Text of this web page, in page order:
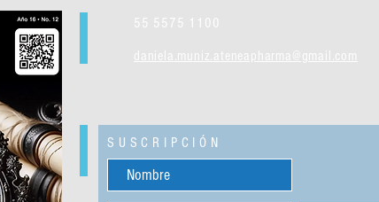
55 5575 1100
SUSCRIPCIÓN
daniela.muniz.ateneapharma@gmail.com